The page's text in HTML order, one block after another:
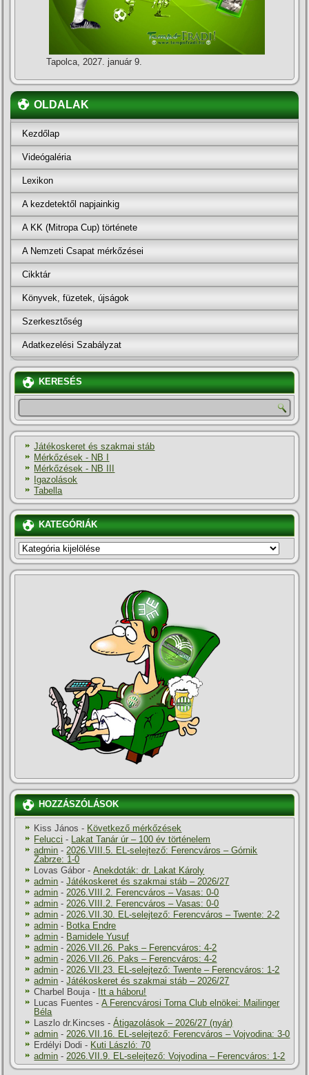
Tapolca, 2027. január 9.
OLDALAK
Kezdőlap
Videógaléria
Lexikon
A kezdetektől napjainkig
A KK (Mitropa Cup) története
A Nemzeti Csapat mérkőzései
Cikktár
Könyvek, füzetek, újságok
Szerkesztőség
Adatkezelési Szabályzat
KERESÉS
Játékoskeret és szakmai stáb
Mérkőzések - NB I
Mérkőzések - NB III
Igazolások
Tabella
KATEGÓRIÁK
KATEGÓRIÁK
HOZZÁSZÓLÁSOK
Kiss János - Következő mérkőzések
Felucci - Lakat Tanár úr – 100 év történelem
admin -2026.VIII.5. EL-selejtező: Ferencváros – Górnik
Zabrze: 1-0
Lovas Gábor -Anekdoták: dr. Lakat Károly
admin -Játékoskeret és szakmai stáb – 2026/27
admin -2026.VIII.2. Ferencváros – Vasas: 0-0
admin -2026.VIII.2. Ferencváros – Vasas: 0-0
admin -2026.VII.30. EL-selejtező: Ferencváros – Twente: 2-2
admin - Botka Endre
admin - Bamidele Yusuf
admin -2026.VII.26. Paks – Ferencváros: 4-2
admin -2026.VII.26. Paks – Ferencváros: 4-2
admin -2026.VII.23. EL-selejtező: Twente – Ferencváros: 1-2
admin -Játékoskeret és szakmai stáb – 2026/27
Charbel Bouja- Itt a háboru!
Lucas Fuentes -A Ferencvárosi Torna Club elnökei: Mailinger
Béla
Laszlo dr.Kincses -Átigazolások – 2026/27 (nyár)
admin -2026.VII.16. EL-selejtező: Ferencváros – Vojvodina: 3-0
Erdélyi Dodi - Kuti László: 70
admin -2026.VII.9. EL-selejtező: Vojvodina – Ferencváros: 1-2